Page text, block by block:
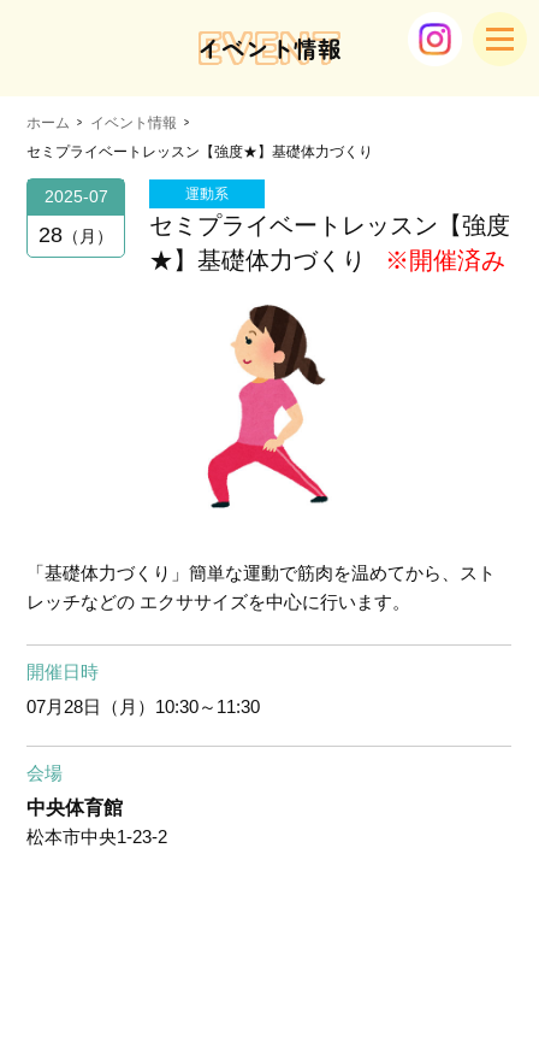
EVENT
イベント情報
ホーム
イベント情報
セミプライベートレッスン【強度★】基礎体力づくり
2025-07
28 月
運動系
セミプライベートレッスン【強度
★】基礎体力づくり
※開催済み
「基礎体力づくり」簡単な運動で筋肉を温めてから、スト
レッチなどの エクササイズを中心に行います。
開催日時
07月28日（月） 10:30～11:30
会場
中央体育館
松本市中央1-23-2